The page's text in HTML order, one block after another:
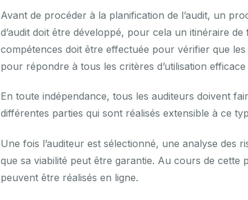
Avant de procéder à la planification de l’audit, un
d’audit doit être développé, pour cela un itinéraire
compétences doit être effectuée pour vérifier que
pour répondre à tous les critères d’utilisation
En toute indépendance, tous les auditeurs doivent
différentes parties qui sont réalisés extensible à ce
Une fois l’auditeur est sélectionné, une analyse des
que sa viabilité peut être garantie. Au cours de cette
peuvent être réalisés en ligne.